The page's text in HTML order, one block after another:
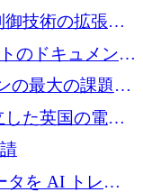
400 万ユーロ
技術の拡張に
のドキュメント
めに 47 万ユー
の最大の課題の
かた英国の電池
465 万ポンドを
タを AI トレー